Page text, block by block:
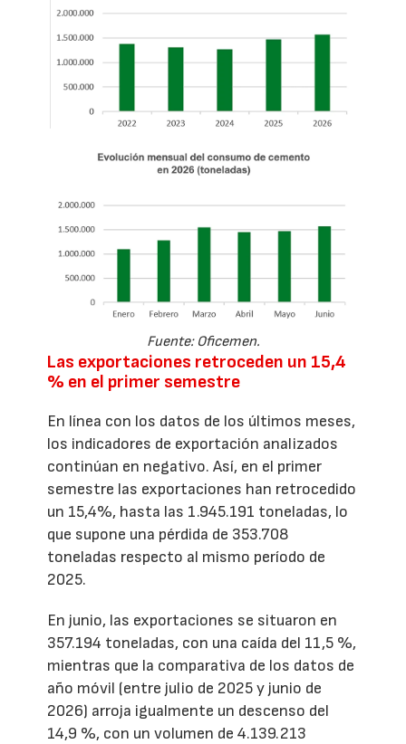
Fuente: Oficemen.
Las exportaciones retroceden un 15,4
% en el primer semestre
En línea con los datos de los últimos meses,
los indicadores de exportación analizados
continúan en negativo. Así, en el primer
semestre las exportaciones han retrocedido
un 15,4%, hasta las 1.945.191 toneladas, lo
que supone una pérdida de 353.708
toneladas respecto al mismo período de
2025.
En junio, las exportaciones se situaron en
357.194 toneladas, con una caída del 11,5 %,
mientras que la comparativa de los datos de
año móvil (entre julio de 2025 y junio de
2026) arroja igualmente un descenso del
14,9 %, con un volumen de 4.139.213